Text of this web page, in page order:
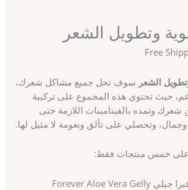
وتطويل الشعر
الشعر سوف تحل جميع مشاكل شعرك،
حيث تحتوي هذه المجموع على تركيبة
وتمده بالفيتامينات اللازمة حتى
وتحصلي على تألق ونعومة لا مثيل لها.
على خمس منتجات فقط: